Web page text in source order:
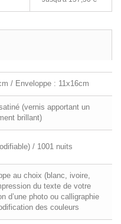
/ Enveloppe : 11x16cm
(vernis apportant un
brillant)
/ 1001 nuits
au choix (blanc, ivoire,
du texte de votre
d’une photo ou calligraphie
des couleurs